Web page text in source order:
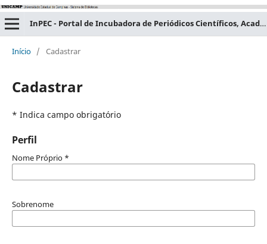
InPEC - Portal de Incubadora de Periódicos Científicos, Acadêmicos e Educacionais
Início / Cadastrar
Cadastrar
* Indica campo obrigatório
Perfil
Nome Próprio *
Sobrenome